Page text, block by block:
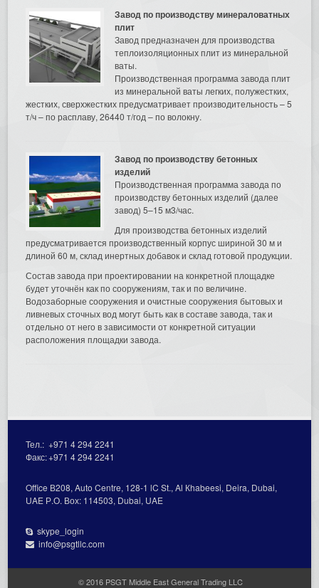
Завод по производству минераловатных
плит
Завод предназначен для производства
теплоизоляционных плит из минеральной
ваты.
Производственная программа завода плит
из минеральной ваты легких, полужестких,
жестких, сверхжестких предусматривает производительность – 5
т/ч – по расплаву, 26440 т/год – по волокну.
Завод по производству бетонных
изделий
Производственная программа завода по
производству бетонных изделий (далее
завод) 5–15 м3/час.
Для производства бетонных изделий
предусматривается производственный корпус шириной 30 м и
длиной 60 м, склад инертных добавок и склад готовой продукции.
Состав завода при проектировании на конкретной площадке
будет уточнён как по сооружениям, так и по величине.
Водозаборные сооружения и очистные сооружения бытовых и
ливневых сточных вод могут быть как в составе завода, так и
отдельно от него в зависимости от конкретной ситуации
расположения площадки завода.
Тел.:+971 4 294 2241
Факс:+971 4 294 2241
Office В208, Auto Centre, 128-1 lC St., Al Кhabeesi, Deira, Dubai,
UAE Р.О. Вох: 114503, Dubai, UAE
skype_login
info@psgtllc.com
© 2016 PSGT Middle East General Trading LLC